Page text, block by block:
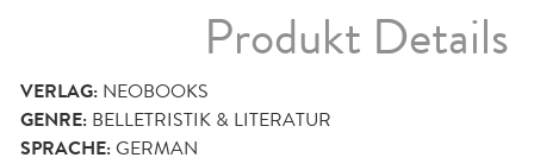
Produkt Details
VERLAG: NEOBOOKS
GENRE: BELLETRISTIK & LITERATUR
SPRACHE:GERMAN